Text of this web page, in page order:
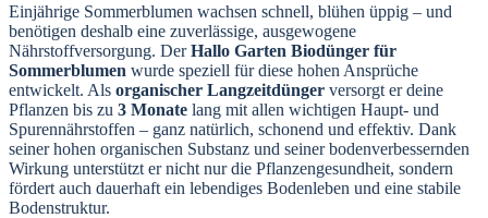
Einjährige Sommerblumen wachsen schnell, blühen üppig – und
benötigen deshalb eine zuverlässige, ausgewogene
Nährstoffversorgung. DerHallo Garten Biodünger für
Sommerblumen wurde speziell für diese hohen Ansprüche
entwickelt. Als organischer Langzeitdünger versorgt er deine
Pflanzen bis zu 3 Monate lang mit allen wichtigen Haupt- und
Spurennährstoffen – ganz natürlich, schonend und effektiv. Dank
seiner hohen organischen Substanz und seiner bodenverbessernden
Wirkung unterstützt er nicht nur die Pflanzengesundheit, sondern
fördert auch dauerhaft ein lebendiges Bodenleben und eine stabile
Bodenstruktur.